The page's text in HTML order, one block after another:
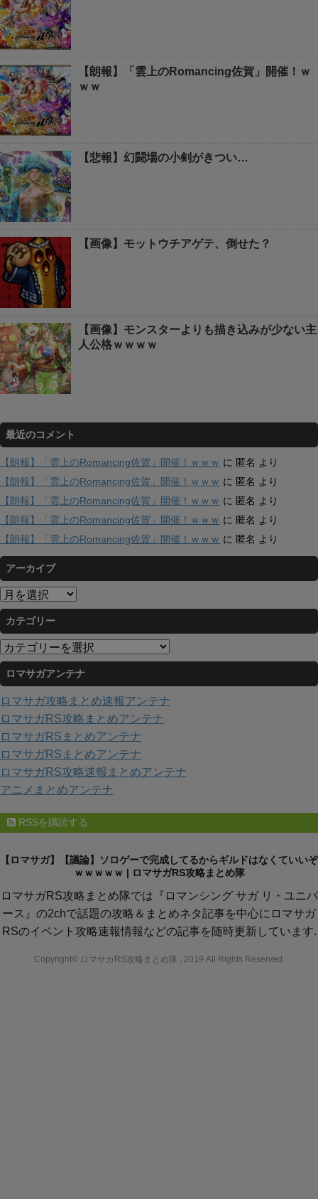
【朗報】「雲上のRomancing佐賀」開催！ｗ
ｗｗ
【悲報】幻闘場の小剣がきつい…
【画像】モットウチアゲテ、倒せた？
【画像】モンスターよりも描き込みが少ない主
人公格ｗｗｗｗ
最近のコメント
【朗報】「雲上のRomancing佐賀」開催！ｗｗｗ に 匿名 より
【朗報】「雲上のRomancing佐賀」開催！ｗｗｗ に 匿名 より
【朗報】「雲上のRomancing佐賀」開催！ｗｗｗ に 匿名 より
【朗報】「雲上のRomancing佐賀」開催！ｗｗｗ に 匿名 より
【朗報】「雲上のRomancing佐賀」開催！ｗｗｗ に 匿名 より
アーカイブ
ア
ー
カ
イ
ブ
カテゴリー
カ
テ
ゴ
リ
ー
ロマサガアンテナ
ロマサガ攻略まとめ速報アンテナ
ロマサガRS攻略まとめアンテナ
ロマサガRSまとめアンテナ
ロマサガRSまとめアンテナ
ロマサガRS攻略速報まとめアンテナ
アニメまとめアンテナ
RSSを購読する
【ロマサガ】【議論】ソロゲーで完成してるからギルドはなくていいぞ
ｗｗｗｗｗ | ロマサガRS攻略まとめ隊
ロマサガRS攻略まとめ隊では『ロマンシング サガ リ・ユニバ
ース』の2chで話題の攻略＆まとめネタ記事を中心にロマサガ
RSのイベント攻略速報情報などの記事を随時更新しています.
Copyright© ロマサガRS攻略まとめ隊 , 2019 All Rights Reserved.